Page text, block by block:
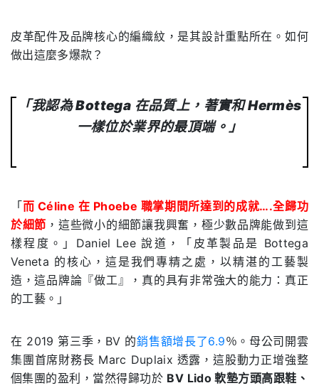
皮革配件及品牌核心的編織紋，是其設計重點所在。如何
做出這麼多爆款？
「我認為 Bottega 在品質上，著實和 Hermès
一樣位於業界的最頂端。」
「而 Céline 在 Phoebe 職掌期間所達到的成就….全歸功
於細節 ，這些微小的細節讓我興奮，極少數品牌能做到這
樣程度。」Daniel Lee 說道，「皮革製品是 Bottega
Veneta 的核心，這是我們專精之處，以精湛的工藝製
造，這品牌論『做工』，真的具有非常強大的能力：真正
的工藝。」
在 2019 第三季，BV 的銷售額增長了6.9％。母公司開雲
集團首席財務長 Marc Duplaix 透露，這股動力正增強整
個集團的盈利，當然得歸功於 BV Lido 軟墊方頭高跟鞋、